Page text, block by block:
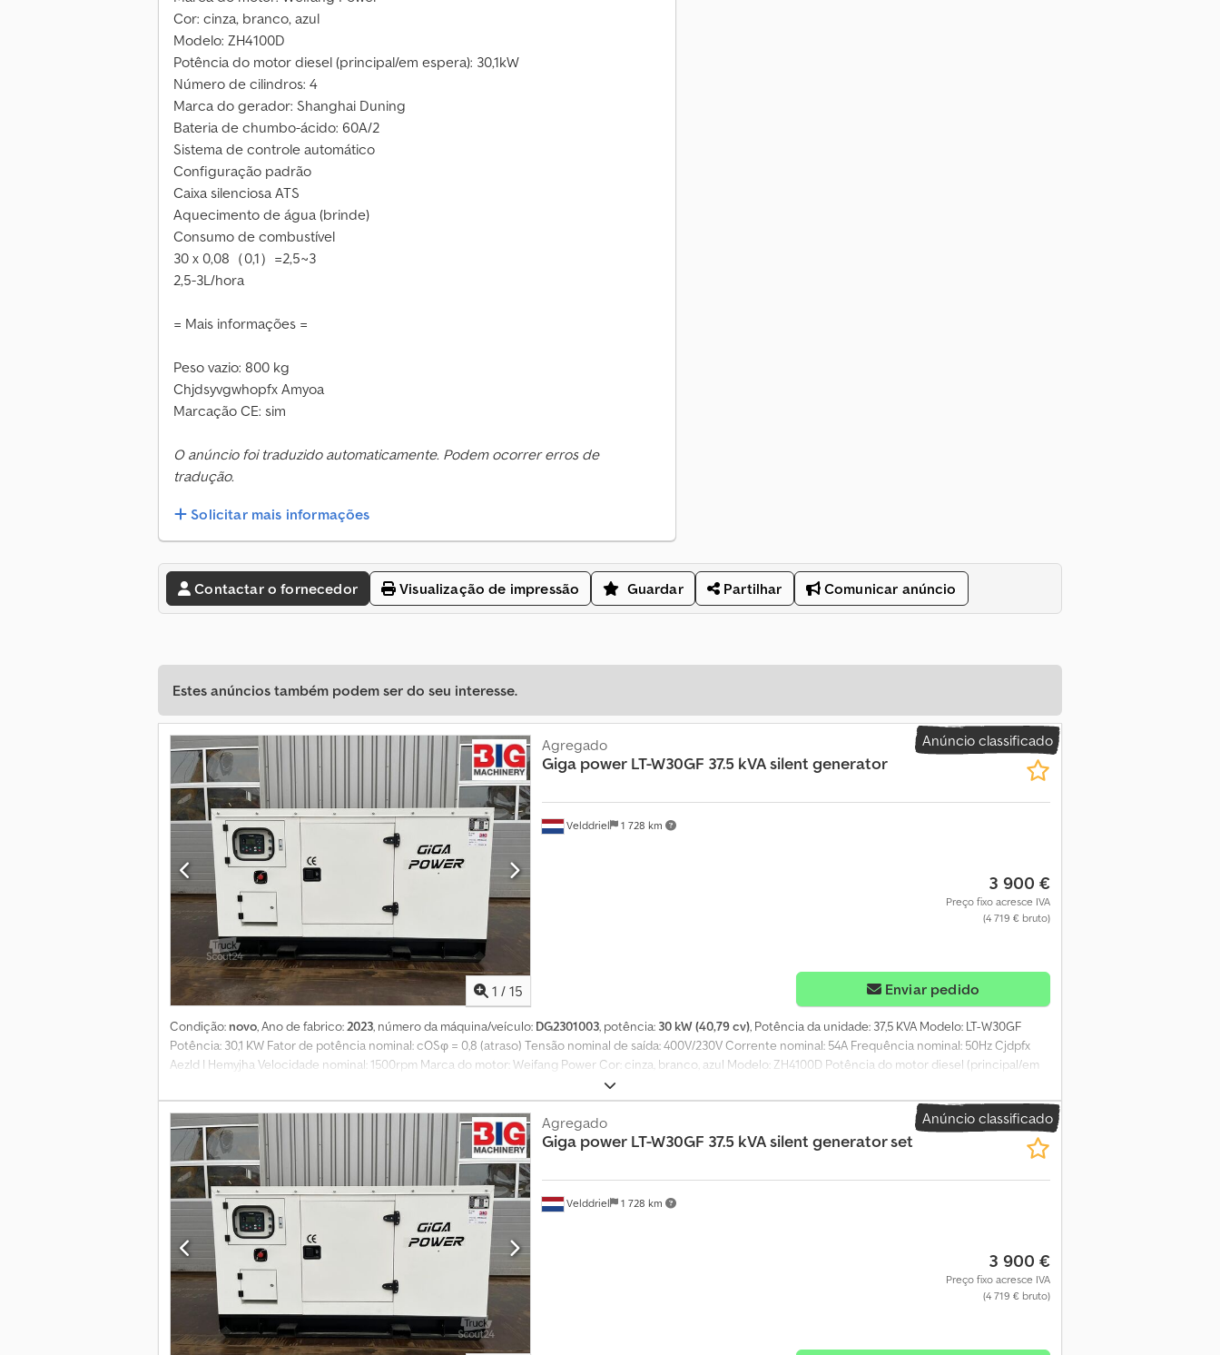
Cor: cinza, branco, azul
Modelo: ZH4100D
Potência do motor diesel (principal/em espera): 30,1kW
Número de cilindros: 4
Marca do gerador: Shanghai Duning
Bateria de chumbo-ácido: 60A/2
Sistema de controle automático
Configuração padrão
Caixa silenciosa ATS
Aquecimento de água (brinde)
Consumo de combustível
30 x 0,08（0,1）=2,5~3
2,5-3L/hora
= Mais informações =
Peso vazio: 800 kg
Chjdsyvgwhopfx Amyoa
Marcação CE: sim
O anúncio foi traduzido automaticamente. Podem ocorrer erros de
tradução.
Solicitar mais informações
Contactar o fornecedor Visualização de impressão Guardar Partilhar Comunicar anúncio
Estes anúncios também podem ser do seu interesse.
Anúncio classificado
1 / 15
Velddriel 1 728 km
Agregado
Giga power LT-W30GF 37.5 kVA silent generator
3 900 €
Preço fixo acresce IVA
(4 719 € bruto)
Enviar pedido
Condição: novo, Ano de fabrico:2023, número da máquina/veículo: DG2301003, potência: 30 kW (40,79 cv), Potência da unidade: 37,5 KVA Modelo: LT-W30GF
Potência: 30,1 KW Fator de potência nominal: cOSφ = 0,8 (atraso) Tensão nominal de saída: 400V/230V Corrente nominal: 54A Frequência nominal: 50Hz Cjdpfx
Aezld I Hemyjha Velocidade nominal: 1500rpm Marca do motor: Weifang Power Cor: cinza, branco, azul Modelo: ZH4100D Potência do motor diesel (principal/em
espera): 30,1kW Número de cilindros: 4 Marca do gerador: Shanghai Duning Bateria de chumbo-ácido: 60A/2 Sistema de controle automático Configuração
padrão Caixa silenciosa ATS Aquecimento de água (brinde) Consumo de combustível 30 x 0,08（0,1）=2,5~3 2,5-3L/hora = Mais informações = Peso vazio: 800 kg
Marcação CE: sim
Anúncio classificado
Velddriel 1 728 km
Agregado
Giga power LT-W30GF 37.5 kVA silent generator set
3 900 €
Preço fixo acresce IVA
(4 719 € bruto)